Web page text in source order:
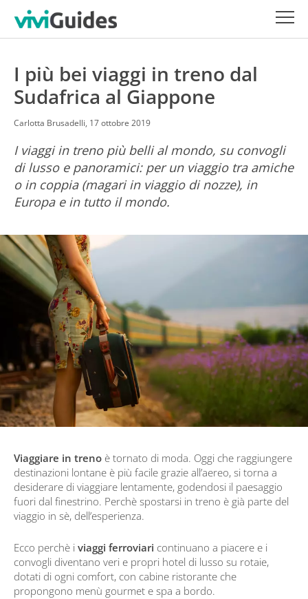
I più bei viaggi in treno dal
Sudafrica al Giappone
Carlotta Brusadelli, 17 ottobre 2019
I viaggi in treno più belli al mondo, su convogli
di lusso e panoramici: per un viaggio tra amiche
o in coppia (magari in viaggio di nozze), in
Europa e in tutto il mondo.
Viaggiare in treno è tornato di moda. Oggi che raggiungere
destinazioni lontane è più facile grazie all’aereo, si torna a
desiderare di viaggiare lentamente, godendosi il paesaggio
fuori dal finestrino. Perchè spostarsi in treno è già parte del
viaggio in sè, dell’esperienza.
Ecco perchè i viaggi ferroviari continuano a piacere e i
convogli diventano veri e propri hotel di lusso su rotaie,
dotati di ogni comfort, con cabine ristorante che
propongono menù gourmet e spa a bordo.